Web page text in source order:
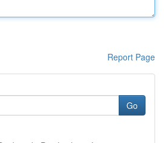
Report Page
Go